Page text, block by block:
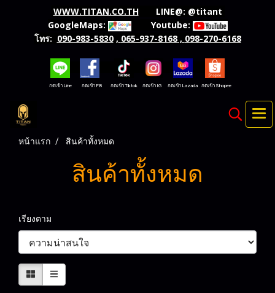
WWW.TITAN.CO.TH LINE@: @titant
GoogleMaps:
Youtube:
โทร: 090-983-5830, 065-937-8168, 098-270-6168
กดเข้าLine กดเข้าFB กดเข้าTiktok กดเข้าIG กดเข้าLazada กดเข้าShopee
หน้าแรก สินค้าทั้งหมด
สินค้าทั้งหมด
เรียงตาม